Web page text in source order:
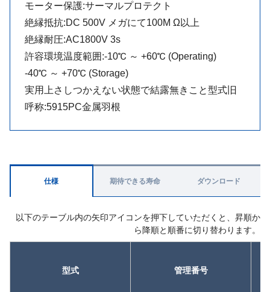
モーター保護:サーマルプロテクト
絶縁抵抗:DC 500V メガにて100M Ω以上
絶縁耐圧:AC1800V 3s
許容環境温度範囲:-10℃ ～ +60℃ (Operating)
-40℃ ～ +70℃ (Storage)
実用上さしつかえない状態で結露無きこと型式旧
呼称:5915PC金属羽根
仕様
以下のテーブル内の矢印アイコンを押下していただくと、昇順か
ら降順と順番に切り替わります。
型式 管理番号
期待できる寿命 ダウンロード